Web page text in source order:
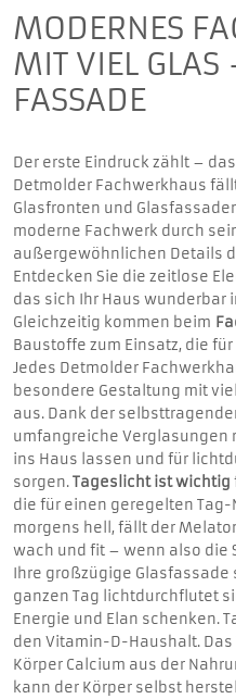
MODERNES
MIT VIEL
FASSADE
Der erste Eindruck zählt –
Detmolder Fachwerkhaus
Glasfronten und
moderne Fachwerk durch
außergewöhnlichen Details
Entdecken Sie die zeitlose
das sich Ihr Haus wunderbar
Gleichzeitig kommen beim
Baustoffe zum Einsatz, die
Jedes Detmolder
besondere Gestaltung mit
aus. Dank der
umfangreiche Verglasungen
ins Haus lassen und für
sorgen.Tageslicht ist wichtig
die für einen geregelten
morgens hell, fällt der
wach und fit – wenn also die
Ihre großzügige Glasfassade
ganzen Tag lichtdurchflutet
Energie und Elan schenken.
den Vitamin-D-Haushalt.
Körper Calcium aus der
kann der Körper selbst